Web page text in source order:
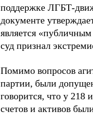
поддержке ЛГБТ-
документе
является
суд признал
Помимо вопросов
партии, были
говорится, что у 218
счетов и активов